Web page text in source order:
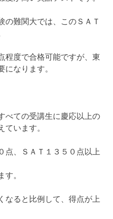
の難関大では、このＳＡＴ
程度で合格可能ですが、東
になります。
べての受講生に慶応以上の
ています。
点、ＳＡＴ１３５０点以上
す。
なると比例して、得点が上